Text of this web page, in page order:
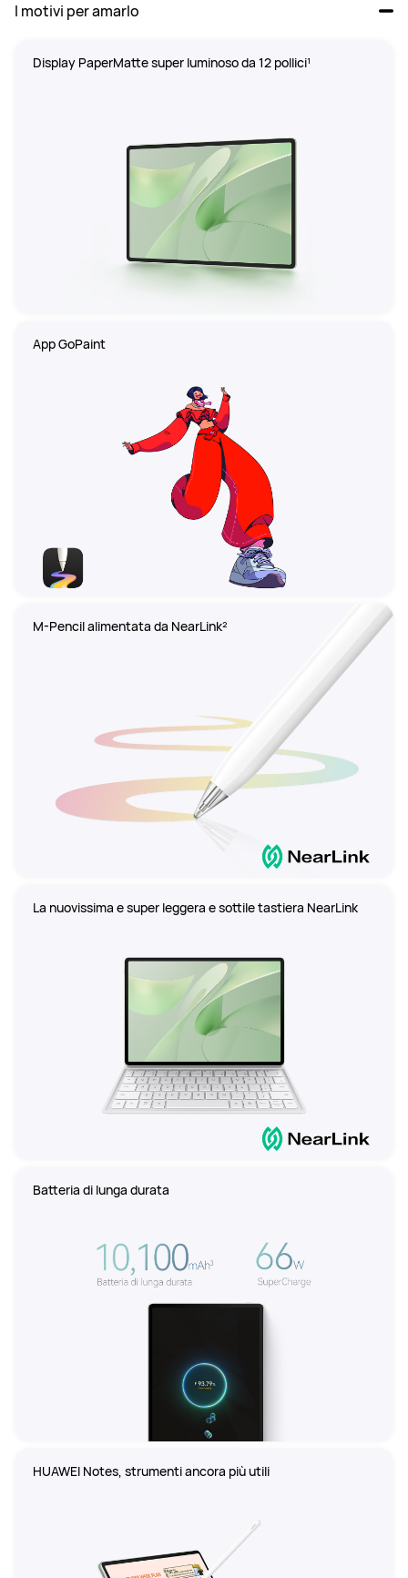
I motivi per amarlo
Display PaperMatte super luminoso da 12 pollici¹
App GoPaint
M-Pencil alimentata da NearLink²
La nuovissima e super leggera e sottile tastiera NearLink
Batteria di lunga durata
HUAWEI Notes, strumenti ancora più utili